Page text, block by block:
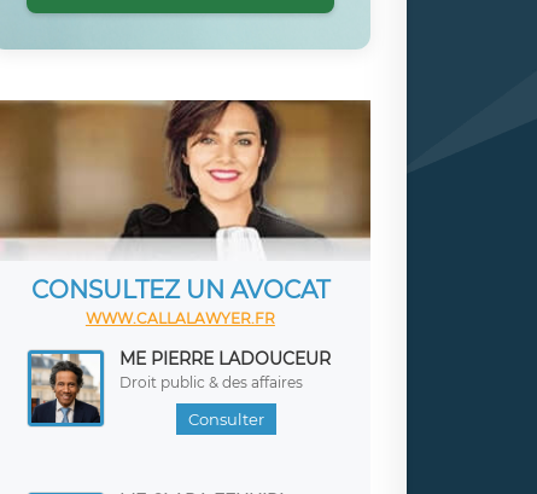
CONSULTEZ UN AVOCAT
WWW.CALLALAWYER.FR
ME PIERRE LADOUCEUR
Droit public & des affaires
Consulter